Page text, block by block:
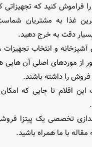
را فراموش کنید که
غذا به مشتریان
دقت به خرج دهید.
آشپزخانه و انتخاب
از موردهای اصلی آن هایی
را داشته باشند.
اقلام تا جایی که
تخصصی یک پیتزا
مقاله با ما همراه باشید.